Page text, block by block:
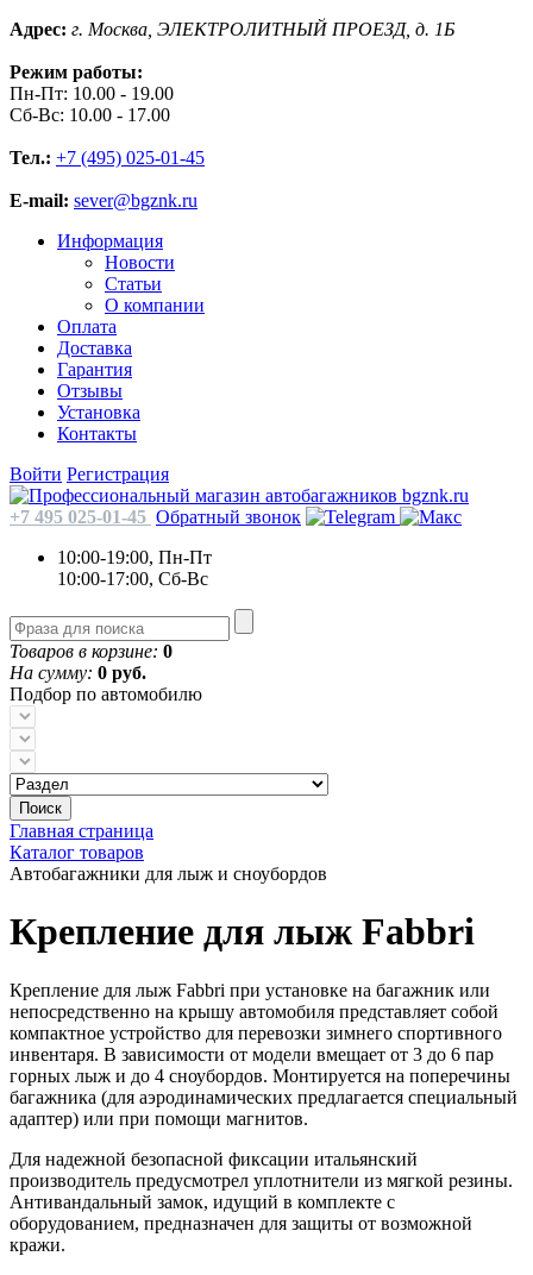
Адрес: г. Москва, ЭЛЕКТРОЛИТНЫЙ ПРОЕЗД, д. 1Б
Режим работы:
Пн-Пт: 10.00 - 19.00
Сб-Вс: 10.00 - 17.00
Тел.: +7 (495) 025-01-45
E-mail: sever@bgznk.ru
Информация
Новости
Статьи
О компании
Оплата
Доставка
Гарантия
Отзывы
Установка
Контакты
Войти Регистрация
+7 495 025-01-45 Обратный звонок
10:00-19:00, Пн-Пт
10:00-17:00, Сб-Вс
Товаров в корзине: 0
На сумму: 0 руб.
Подбор по автомобилю
Поиск
Главная страница
Каталог товаров
Автобагажники для лыж и сноубордов
Крепление для лыж Fabbri
Крепление для лыж Fabbri при установке на багажник или
непосредственно на крышу автомобиля представляет собой
компактное устройство для перевозки зимнего спортивного
инвентаря. В зависимости от модели вмещает от 3 до 6 пар
горных лыж и до 4 сноубордов. Монтируется на поперечины
багажника (для аэродинамических предлагается специальный
адаптер) или при помощи магнитов.
Для надежной безопасной фиксации итальянский
производитель предусмотрел уплотнители из мягкой резины.
Антивандальный замок, идущий в комплекте с
оборудованием, предназначен для защиты от возможной
кражи.